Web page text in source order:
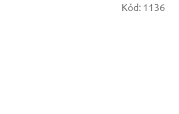
Kód: 1136